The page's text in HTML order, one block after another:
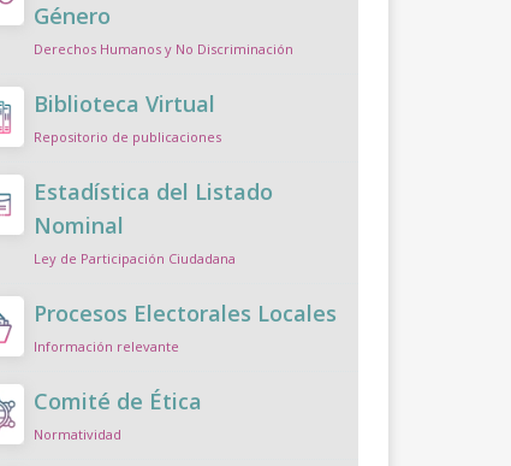
Género
Derechos Humanos y No Discriminación
Biblioteca Virtual
Repositorio de publicaciones
Estadística del Listado
Nominal
Ley de Participación Ciudadana
Procesos Electorales Locales
Información relevante
Comité de Ética
Normatividad